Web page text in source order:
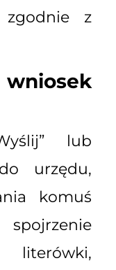
zgodnie z
lub
urzędu,
komuś
literówki,